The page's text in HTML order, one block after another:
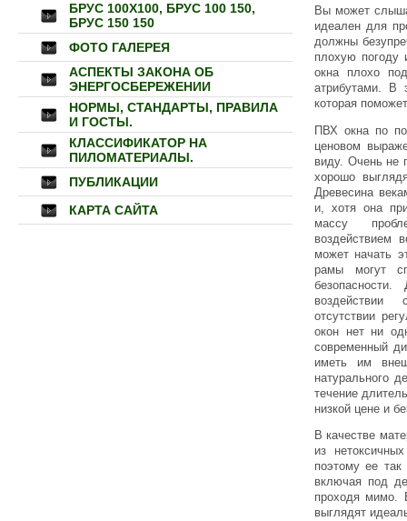
БРУС 100Х100, БРУС 100 150,
БРУС 150 150
ФОТО ГАЛЕРЕЯ
АСПЕКТЫ ЗАКОНА ОБ
ЭНЕРГОСБЕРЕЖЕНИИ
НОРМЫ, СТАНДАРТЫ, ПРАВИЛА
И ГОСТЫ.
КЛАССИФИКАТОР НА
ПИЛОМАТЕРИАЛЫ.
ПУБЛИКАЦИИ
КАРТА САЙТА
Вы может
идеален для
должны
плохую погоду
окна плохо
атрибутами. В
которая
ПВХ окна по
ценовом
виду. Очень не
хорошо
Древесина
и, хотя она
массу
воздействием
может начать
рамы могут
отсутствии
окон нет ни
современный
иметь им
натурального
течение
низкой цене и
В качестве
из
поэтому ее
включая под
проходя мимо.
выглядят